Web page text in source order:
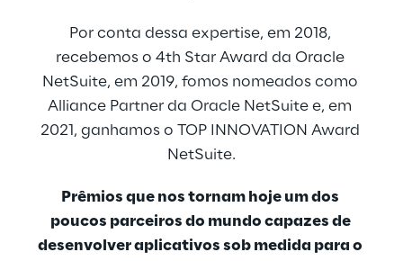
Por conta dessa expertise, em 2018,
recebemos o 4th Star Award da Oracle
NetSuite, em 2019, fomos nomeados como
Alliance Partner da Oracle NetSuite e, em
2021, ganhamos o TOP INNOVATION Award
NetSuite.
Prêmios que nos tornam hoje um dos
poucos parceiros do mundo capazes de
desenvolver aplicativos sob medida para o